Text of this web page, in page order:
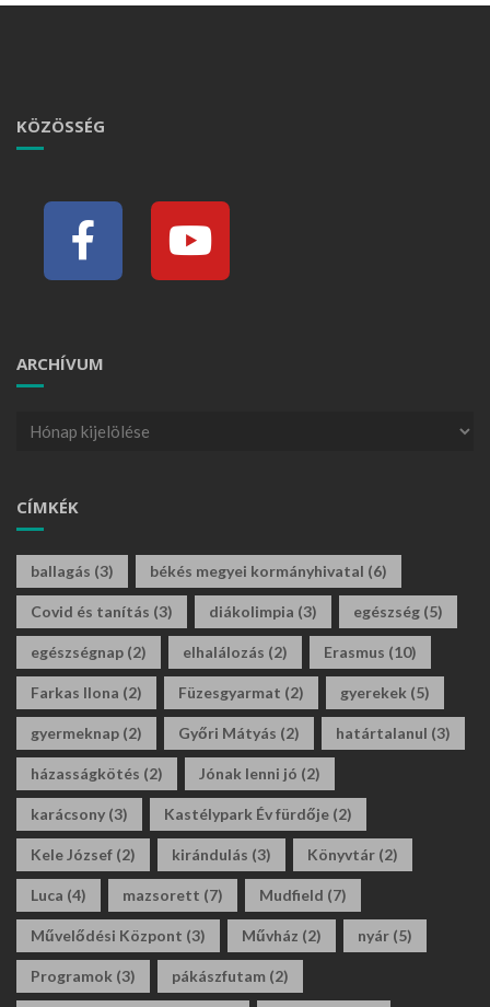
KÖZÖSSÉG
ARCHÍVUM
CÍMKÉK
ballagás (3) békés megyei kormányhivatal (6)
Covid és tanítás (3) diákolimpia (3) egészség (5)
egészségnap (2) elhalálozás (2) Erasmus (10)
Farkas Ilona (2) Füzesgyarmat (2) gyerekek (5)
gyermeknap (2) Győri Mátyás (2) határtalanul (3)
házasságkötés (2) Jónak lenni jó (2)
karácsony (3) Kastélypark Év fürdője (2)
Kele József (2) kirándulás (3) Könyvtár (2)
Luca (4) mazsorett (7) Mudfield (7)
Művelődési Központ (3) Művház (2) nyár (5)
Programok (3) pákászfutam (2)